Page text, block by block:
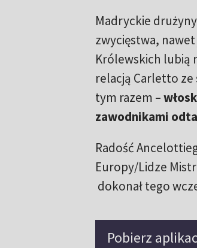
Madryckie
zwycięstwa,
Królewskich lubią
relacją Carletto ze
tym razem –
zawodnikami
Radość
Europy/Lidze
dokonał tego
Pobierz